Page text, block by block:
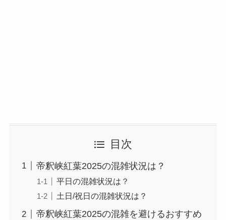
目次
帝釈峡紅葉2025の混雑状況は？
平日の混雑状況は？
土日/祝日の混雑状況は？
帝釈峡紅葉2025の混雑を避けるおすすめ